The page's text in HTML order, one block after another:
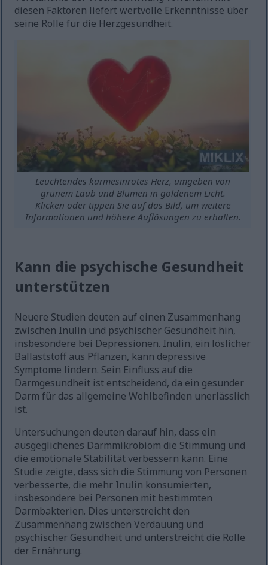
diesen Faktoren liefert wertvolle Erkenntnisse über
seine Rolle für die Herzgesundheit.
Leuchtendes karmesinrotes Herz, umgeben von
grünem Laub und Blumen in goldenem Licht.
Klicken oder tippen Sie auf das Bild, um weitere
Informationen und höhere Auflösungen zu erhalten.
Kann die psychische Gesundheit
unterstützen
Neuere Studien deuten auf einen Zusammenhang
zwischen Inulin und psychischer Gesundheit hin,
insbesondere bei Depressionen. Inulin, ein löslicher
Ballaststoff aus Pflanzen, kann depressive
Symptome lindern. Sein Einfluss auf die
Darmgesundheit ist entscheidend, da ein gesunder
Darm für das allgemeine Wohlbefinden unerlässlich
ist.
Untersuchungen deuten darauf hin, dass ein
ausgeglichenes Darmmikrobiom die Stimmung und
die emotionale Stabilität verbessern kann. Eine
Studie zeigte, dass sich die Stimmung von Personen
verbesserte, die mehr Inulin konsumierten,
insbesondere bei Personen mit bestimmten
Darmbakterien. Dies unterstreicht den
Zusammenhang zwischen Verdauung und
psychischer Gesundheit und unterstreicht die Rolle
der Ernährung.